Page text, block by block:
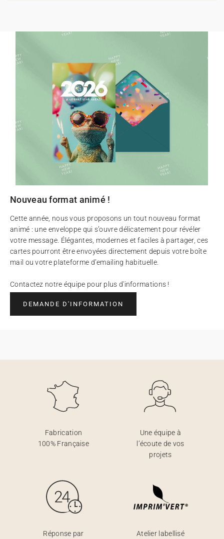
Nouveau format animé !
Cette année, nous vous proposons un tout nouveau format
animé : une enveloppe qui s’ouvre délicatement pour révéler
votre message. Élégantes, modernes et faciles à partager, ces
cartes pourront être envoyées directement depuis votre boîte
mail ou votre plateforme d’emailing habituelle.
Contactez notre équipe pour plus d'informations !
DEMANDE D'INFORMATION
Fabrication
100% Française
Une équipe à
l’écoute de vos
projets
Réponse par
Atelier labellisé